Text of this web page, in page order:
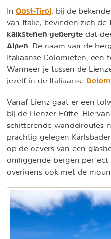
In Oost-Tirol , bij de
van Italië, bevinden zich de
kalkstenen gebergte dat
Alpen . De naam van de
Italiaanse Dolomieten, een
Wanneer je tussen de
jezelf in de Italiaanse
Vanaf Lienz gaat er een
bij de Lienzer Hütte.
schitterende wandelroutes
prachtig gelegen
op de oevers van een
omliggende bergen perfect
overigens ook met de